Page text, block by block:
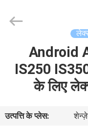
उत्पादों
वीडियो
Electron
Co.,Ltd.
Android
IS250
के लिए
उत्पत्ति के प्लेस: